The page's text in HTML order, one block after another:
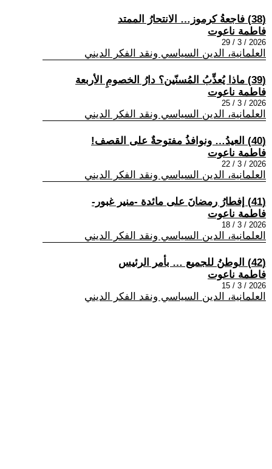
(38) فاجعةُ كرموز… الانتحارُ الممتد
فاطمة ناعوت
2026 / 3 / 29
العلمانية، الدين السياسي ونقد الفكر الديني
(39) ماذا يُعذِّبُ المُسنّين؟ دارُ الخصومِ الأربعة
فاطمة ناعوت
2026 / 3 / 25
العلمانية، الدين السياسي ونقد الفكر الديني
(40) العيدُ… ونوافذُ مفتوحةٌ على القصف!
فاطمة ناعوت
2026 / 3 / 22
العلمانية، الدين السياسي ونقد الفكر الديني
(41) إفطارُ رمضانَ على مائدة -منير غبور-
فاطمة ناعوت
2026 / 3 / 18
العلمانية، الدين السياسي ونقد الفكر الديني
(42) الوطنُ للجميع … بأمر الرئيس
فاطمة ناعوت
2026 / 3 / 15
العلمانية، الدين السياسي ونقد الفكر الديني